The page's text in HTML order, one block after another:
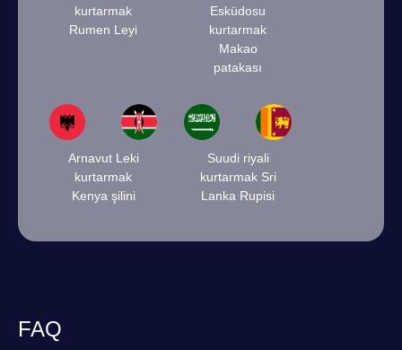
kurtarmak
Rumen Leyi
Esküdosu
kurtarmak
Makao
patakası
Arnavut Leki
kurtarmak
Kenya şilini
Suudi riyali
kurtarmak Sri
Lanka Rupisi
FAQ